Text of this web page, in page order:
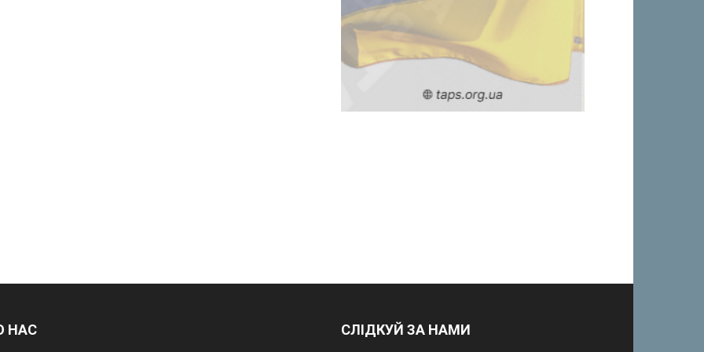
НАС СЛІДКУЙ ЗА НАМИ